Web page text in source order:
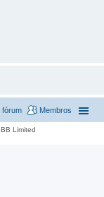
Membros
fórum
Limited